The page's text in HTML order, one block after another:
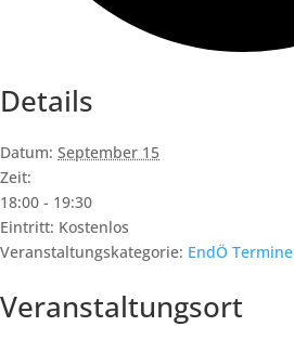
Details
Datum: September 15
Zeit:
18:00 - 19:30
Eintritt: Kostenlos
Veranstaltungskategorie: EndÖ Termine
Veranstaltungsort